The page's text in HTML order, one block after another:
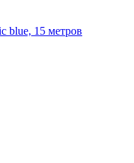
blue, 15 метров